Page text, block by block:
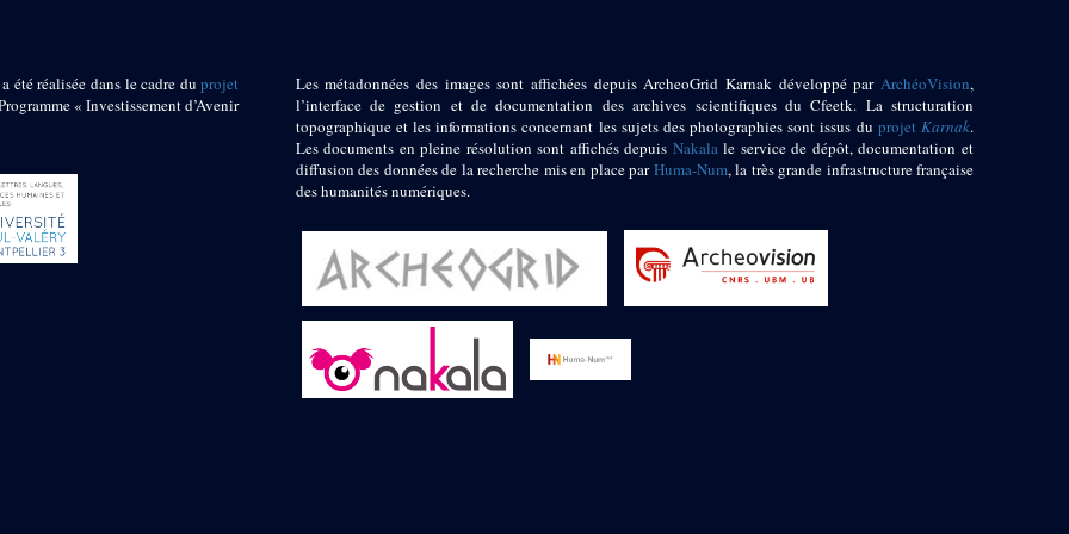
été réalisée dans le cadre duprojet
« Investissement d’Avenir
Les métadonnées des images sont affichées depuis ArcheoGrid Karnak développé par ArchéoVision,
l’interface de gestion et de documentation des archives scientifiques du Cfeetk. La structuration
topographique et les informations concernant les sujets des photographies sont issus du projetKarnak.
Les documents en pleine résolution sont affichés depuis Nakalale service de dépôt, documentation et
diffusion des données de la recherche mis en place parHuma-Num, la très grande infrastructure française
des humanités numériques.